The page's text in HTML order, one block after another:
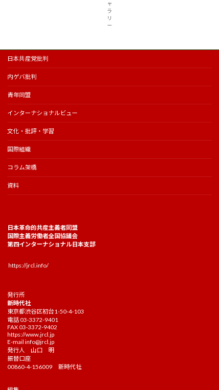
ャ
ラ
リ
ー
日本共産党批判
内ゲバ批判
青年同盟
インターナショナルビュー
文化・批評・学習
国際組織
コラム架橋
資料
日本革命的共産主義者同盟
国際主義労働者全国協議会
第四インターナショナル日本支部
https://jrcl.info/
発行所
新時代社
東京都渋谷区初台1-50-4-103
電話 03-3372-9401
FAX 03-3372-9402
https://www.jrcl.jp
E-mail info@jrcl.jp
発行人 山口 明
振替口座
00860-4-156009 新時代社